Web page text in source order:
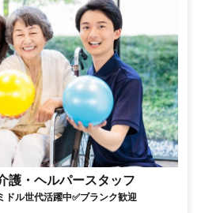
護・ヘルパースタッフ
ドル世代活躍中✅ブランク歓迎